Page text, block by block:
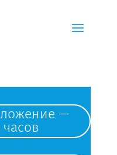
—
часов